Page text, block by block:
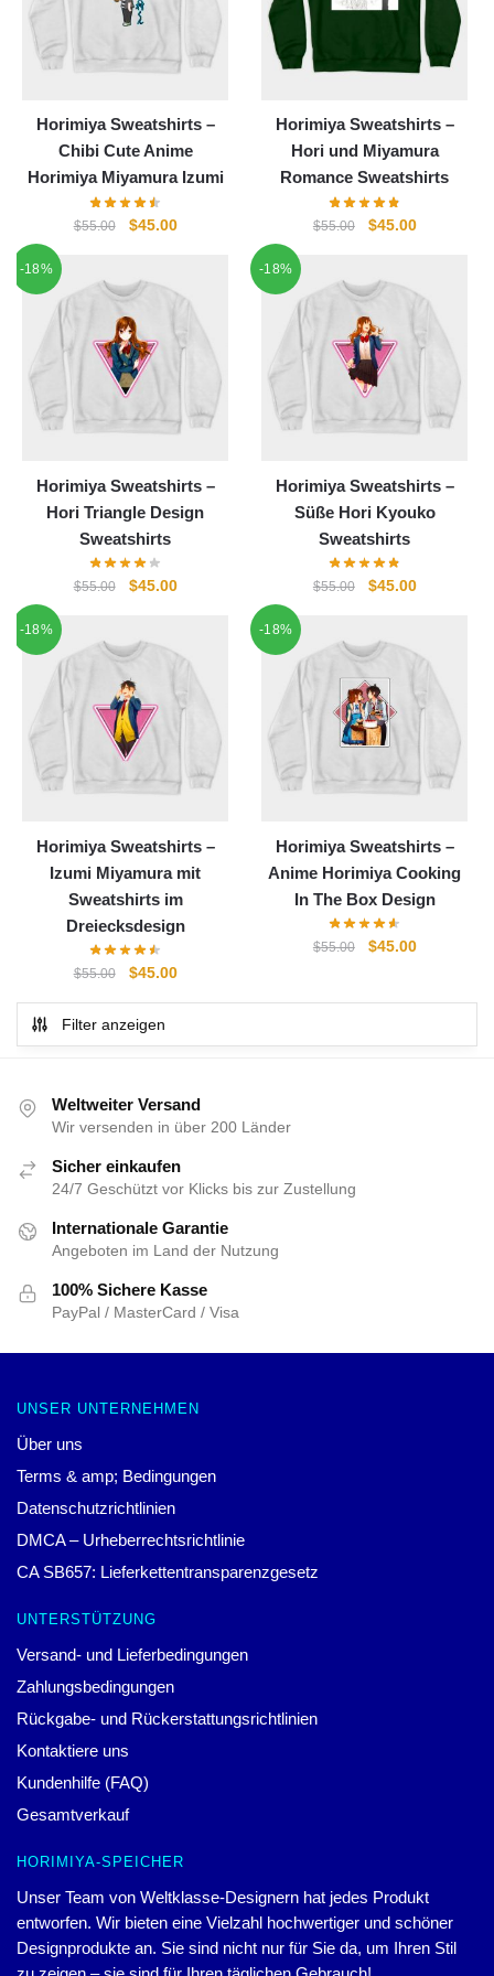
Horimiya Sweatshirts –
Chibi Cute Anime
Horimiya Miyamura Izumi
$55.00
Ursprünglicher
$55.00
$45.00Aktueller
$45.00.
Horimiya Sweatshirts –
Hori und Miyamura
Romance Sweatshirts
$55.00
Ursprünglicher
$55.00
$45.00Aktueller
$45.00.
-18%
Horimiya Sweatshirts –
Hori Triangle Design
Sweatshirts
$55.00
Ursprünglicher
$55.00
$45.00Aktueller
$45.00.
-18%
Horimiya Sweatshirts –
Süße Hori Kyouko
Sweatshirts
$55.00
Ursprünglicher
$55.00
$45.00Aktueller
$45.00.
-18%
Horimiya Sweatshirts –
Izumi Miyamura mit
Sweatshirts im
Dreiecksdesign
$55.00
Ursprünglicher
war:
$55.00
$45.00Aktueller
$45.00.
-18%
Horimiya Sweatshirts –
Anime Horimiya Cooking
In The Box Design
$55.00
Ursprünglicher
$45.00Aktueller
Filter anzeigen
Weltweiter Versand
Wir versenden in über 200 Länder
Sicher einkaufen
24/7 Geschützt vor Klicks bis zur Zustellung
Internationale Garantie
Angeboten im Land der Nutzung
100% Sichere Kasse
PayPal / MasterCard / Visa
UNSER UNTERNEHMEN
Über uns
Terms & amp; Bedingungen
Datenschutzrichtlinien
DMCA – Urheberrechtsrichtlinie
CA SB657: Lieferkettentransparenzgesetz
UNTERSTÜTZUNG
Versand- und Lieferbedingungen
Zahlungsbedingungen
Rückgabe- und Rückerstattungsrichtlinien
Kontaktiere uns
Kundenhilfe (FAQ)
Gesamtverkauf
HORIMIYA-SPEICHER
Unser Team von Weltklasse-Designern hat jedes Produkt
entworfen. Wir bieten eine Vielzahl hochwertiger und schöner
Designprodukte an. Sie sind nicht nur für Sie da, um Ihren Stil